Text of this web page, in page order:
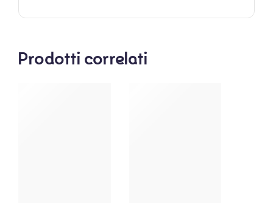
Prodotti correlati